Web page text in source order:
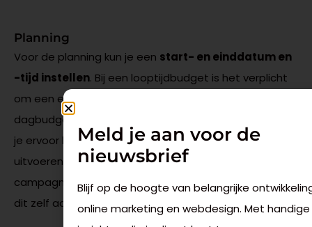
Planning
Voor de planning kun je een start- en einddatum en
-tijd instellen. Bij een looptijdbudget is het verplicht
om een einddatum toe te voegen. Voor een
dagbudget is dit niet het geval. Bij een dagbudget kun
je ervoor kiezen om de planning doorlopend te laten
uitvoeren, zonder specifieke einddatum. De
campagne begint dan direct en stopt pas wanneer jij
dit zelf aangeeft.
Meld je aan voor de
nieuwsbrief
Blijf op de hoogte van belangrijke
online marketing en webdesign. Met